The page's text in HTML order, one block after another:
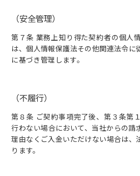
（安全管理）
第７条 業務上知り得た契約者の個人
は、個人情報保護法その他関連法令に
に基づき管理します。
（不履行）
第８条 ご契約事項完了後、第３条第
行わない場合において、当社からの請
理由なくご入金いただけない場合は、
ります。